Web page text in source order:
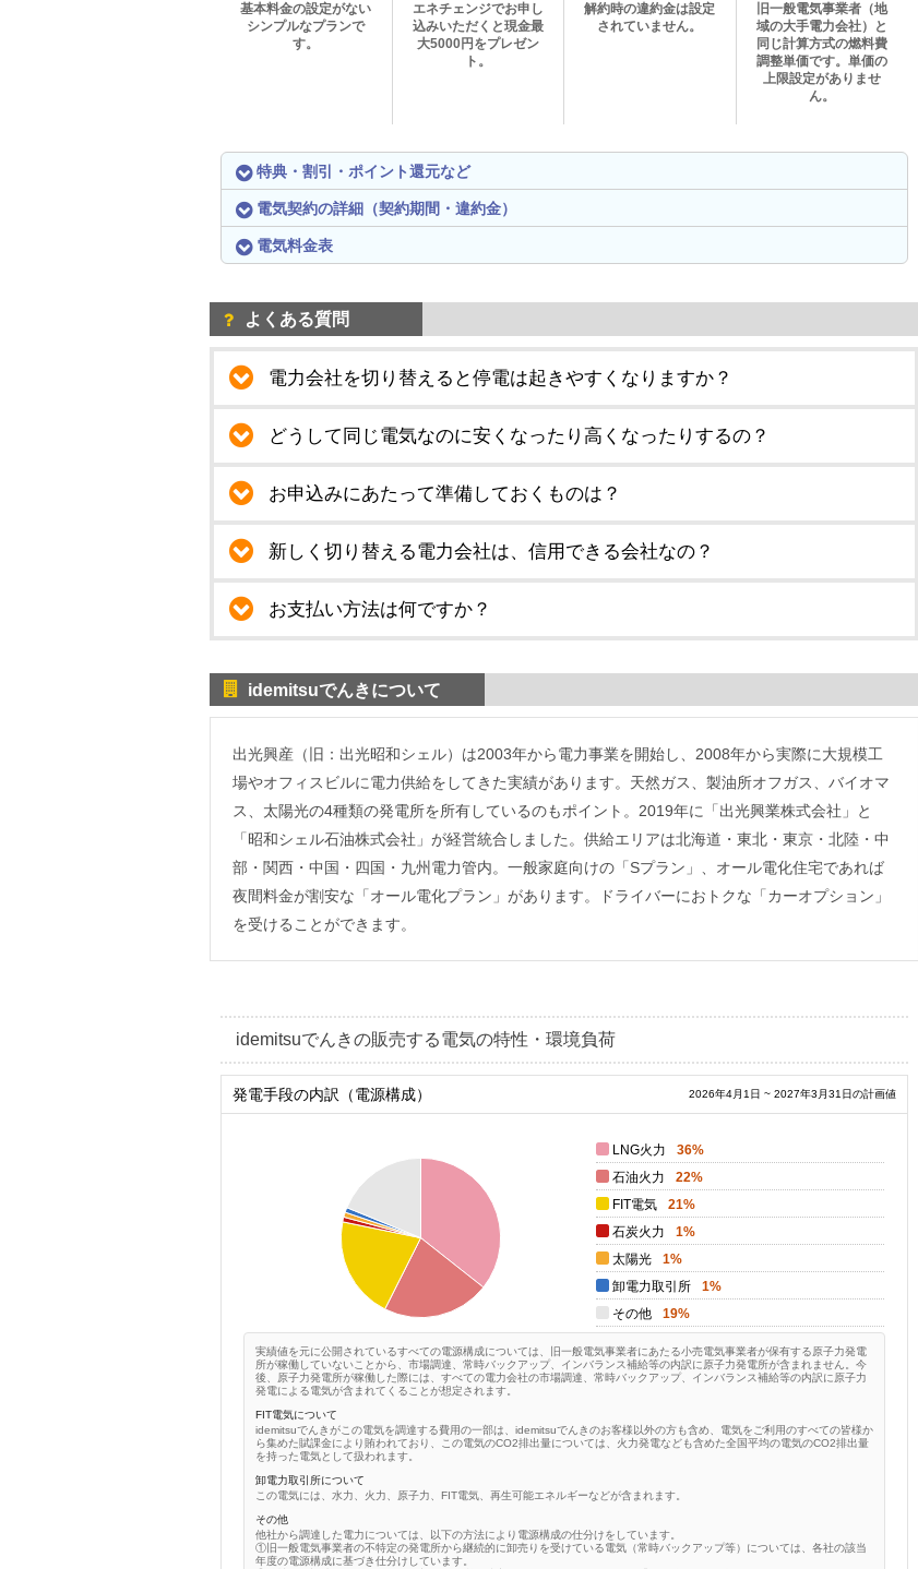
基本料金の設定がない
シンプルなプランで
す。
エネチェンジでお申し
込みいただくと現金最
大5000円をプレゼン
ト。
解約時の違約金は設定
されていません。
旧一般電気事業者（地
域の大手電力会社）と
同じ計算方式の燃料費
調整単価です。単価の
上限設定がありませ
ん。
特典・割引・ポイント還元など
電気契約の詳細（契約期間・違約金）
電気料金表
よくある質問
電力会社を切り替えると停電は起きやすくなりますか？
どうして同じ電気なのに安くなったり高くなったりするの？
お申込みにあたって準備しておくものは？
新しく切り替える電力会社は、信用できる会社なの？
お支払い方法は何ですか？
idemitsuでんきについて
出光興産（旧：出光昭和シェル）は2003年から電力事業を開始し、2008年から実際に大規模工
場やオフィスビルに電力供給をしてきた実績があります。天然ガス、製油所オフガス、バイオマ
ス、太陽光の4種類の発電所を所有しているのもポイント。2019年に「出光興業株式会社」と
「昭和シェル石油株式会社」が経営統合しました。供給エリアは北海道・東北・東京・北陸・中
部・関西・中国・四国・九州電力管内。一般家庭向けの「Sプラン」、オール電化住宅であれば
夜間料金が割安な「オール電化プラン」があります。ドライバーにおトクな「カーオプション」
を受けることができます。
idemitsuでんきの販売する電気の特性・環境負荷
発電手段の内訳（電源構成） 2026年4月1日 ~ 2027年3月31日の計画値
0
LNG火力
36%
石油火力
22%
FIT電気
21%
石炭火力
1%
太陽光
1%
卸電力取引所
1%
その他
19%
実績値を元に公開されているすべての電源構成については、旧一般電気事業者にあたる小売電気事業者が保有する原子力発電
所が稼働していないことから、市場調達、常時バックアップ、インバランス補給等の内訳に原子力発電所が含まれません。今
後、原子力発電所が稼働した際には、すべての電力会社の市場調達、常時バックアップ、インバランス補給等の内訳に原子力
発電による電気が含まれてくることが想定されます。
FIT電気について
idemitsuでんきがこの電気を調達する費用の一部は、idemitsuでんきのお客様以外の方も含め、電気をご利用のすべての皆様か
ら集めた賦課金により賄われており、この電気のCO2排出量については、火力発電なども含めた全国平均の電気のCO2排出量
を持った電気として扱われます。
卸電力取引所について
この電気には、水力、火力、原子力、FIT電気、再生可能エネルギーなどが含まれます。
その他
他社から調達した電力については、以下の方法により電源構成の仕分けをしています。
①旧一般電気事業者の不特定の発電所から継続的に卸売りを受けている電気（常時バックアップ等）については、各社の該当
年度の電源構成に基づき仕分けしています。